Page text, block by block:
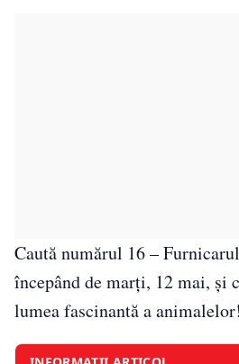
Caută numărul 16 –
începând de marți, 12 mai, și
lumea fascinantă a